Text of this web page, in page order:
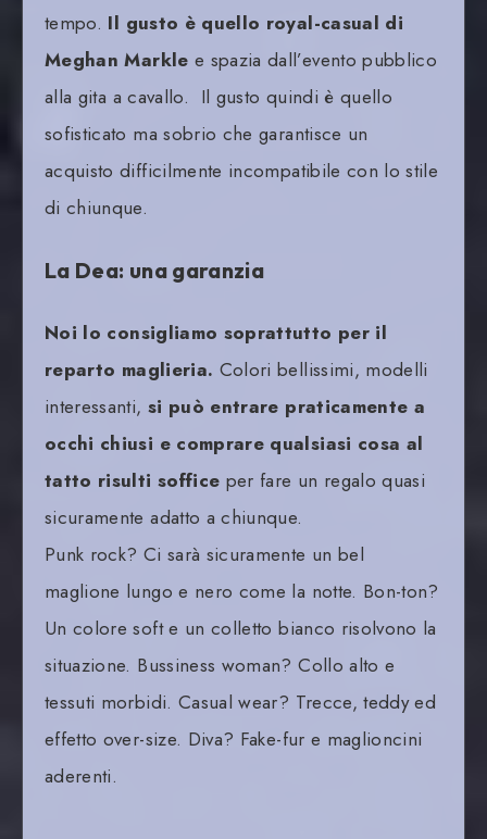
tempo. Il gusto è quello royal-casual di
Meghan Markle e spazia dall’evento pubblico
alla gita a cavallo. Il gusto quindi è quello
sofisticato ma sobrio che garantisce un
acquisto difficilmente incompatibile con lo stile
di chiunque.
La Dea: una garanzia
Noi lo consigliamo soprattutto per il
reparto maglieria. Colori bellissimi, modelli
interessanti, si può entrare praticamente a
occhi chiusi e comprare qualsiasi cosa al
tatto risulti soffice per fare un regalo quasi
sicuramente adatto a chiunque.
Punk rock? Ci sarà sicuramente un bel
maglione lungo e nero come la notte. Bon-ton?
Un colore soft e un colletto bianco risolvono la
situazione. Bussiness woman? Collo alto e
tessuti morbidi. Casual wear? Trecce, teddy ed
effetto over-size. Diva? Fake-fur e maglioncini
aderenti.